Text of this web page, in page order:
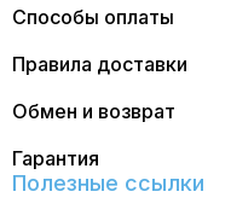
Способы оплаты
Правила доставки
Обмен и возврат
Гарантия
Полезные ссылки